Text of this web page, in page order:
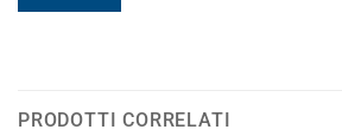
PRODOTTI CORRELATI